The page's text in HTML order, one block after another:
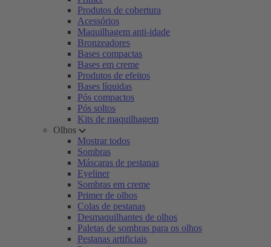
Produtos de cobertura
Acessórios
Maquilhagem anti-idade
Bronzeadores
Bases compactas
Bases em creme
Produtos de efeitos
Bases líquidas
Pós compactos
Pós soltos
Kits de maquilhagem
Olhos
Mostrar todos
Sombras
Máscaras de pestanas
Eyeliner
Sombras em creme
Primer de olhos
Colas de pestanas
Desmaquilhantes de olhos
Paletas de sombras para os olhos
Pestanas artificiais